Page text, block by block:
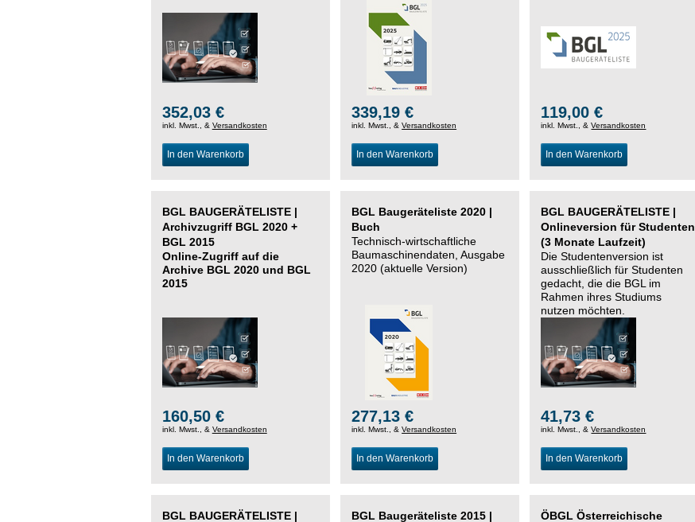
352,03 €
inkl. Mwst., & Versandkosten
In den Warenkorb
339,19 €
inkl. Mwst., &Versandkosten
In den Warenkorb
119,00 €
inkl. Mwst., &Versandkosten
In den Warenkorb
BGL BAUGERÄTELISTE |
Archivzugriff BGL 2020 +
BGL 2015
Online-Zugriff auf die
Archive BGL 2020 und BGL
2015
160,50 €
inkl. Mwst., & Versandkosten
In den Warenkorb
BGL Baugeräteliste 2020 |
Buch
Technisch-wirtschaftliche
Baumaschinendaten, Ausgabe
2020 (aktuelle Version)
277,13 €
inkl. Mwst., &Versandkosten
In den Warenkorb
BGL BAUGERÄTELISTE |
Onlineversion für Studenten
(3 Monate Laufzeit)
Die Studentenversion ist
ausschließlich für Studenten
gedacht, die die BGL im
Rahmen ihres Studiums
nutzen möchten.
41,73 €
inkl. Mwst., &Versandkosten
In den Warenkorb
BGL BAUGERÄTELISTE |
BGL Baugeräteliste 2015 |
ÖBGL Österreichische